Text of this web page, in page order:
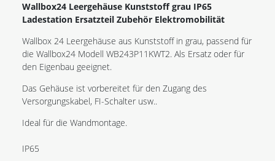
Wallbox24 Leergehäuse Kunststoff grau IP65
Ladestation Ersatzteil Zubehör Elektromobilität
Wallbox 24 Leergehäuse aus Kunststoff in grau, passend für
die Wallbox24 Modell WB243P11KWT2. Als Ersatz oder für
den Eigenbau geeignet.
Das Gehäuse ist vorbereitet für den Zugang des
Versorgungskabel, FI-Schalter usw..
Ideal für die Wandmontage.
IP65